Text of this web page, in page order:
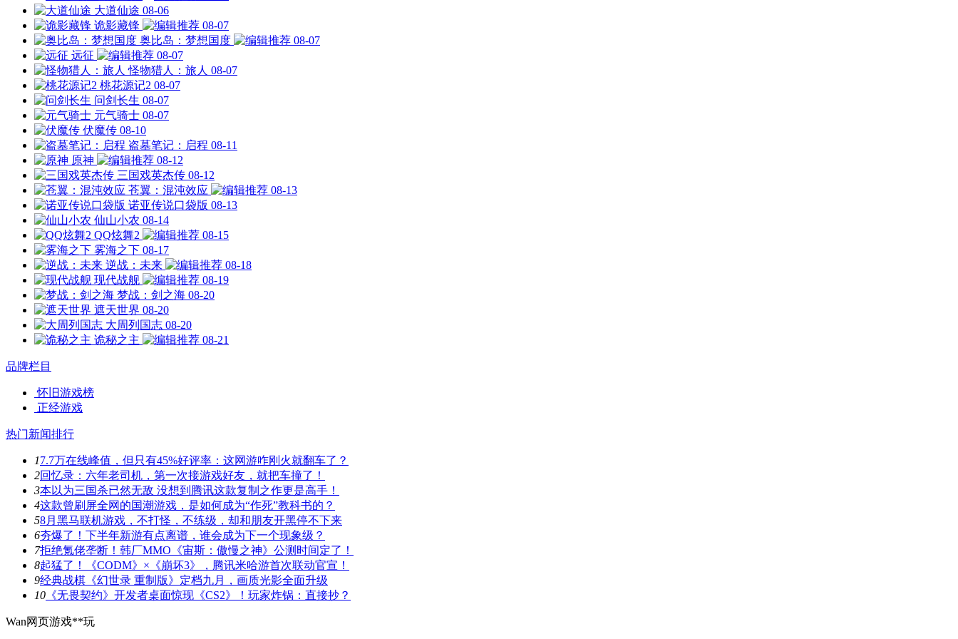
大道仙途 08-06
诡影藏锋
08-07
奥比岛：梦想国度
08-07
远征
08-07
怪物猎人：旅人 08-07
桃花源记2 08-07
问剑长生 08-07
元气骑士 08-07
伏魔传 08-10
盗墓笔记：启程 08-11
原神
08-12
三国戏英杰传 08-12
苍翼：混沌效应
08-13
诺亚传说口袋版 08-13
仙山小农 08-14
QQ炫舞2
08-15
雾海之下 08-17
逆战：未来
08-18
现代战舰
08-19
梦战：剑之海 08-20
遮天世界 08-20
大周列国志 08-20
诡秘之主
08-21
品牌栏目
怀旧游戏榜
正经游戏
热门新闻排行
17.7万在线峰值，但只有45%好评率：这网游咋刚火就翻车了？
2回忆录：六年老司机，第一次接游戏好友，就把车撞了！
3本以为三国杀已然无敌 没想到腾讯这款复制之作更是高手！
4这款曾刷屏全网的国潮游戏，是如何成为“作死”教科书的？
58月黑马联机游戏，不打怪，不练级，却和朋友开黑停不下来
6夯爆了！下半年新游有点离谱，谁会成为下一个现象级？
7拒绝氪佬垄断！韩厂MMO《宙斯：傲慢之神》公测时间定了！
8起猛了！《CODM》×《崩坏3》，腾讯米哈游首次联动官宣！
9经典战棋《幻世录 重制版》定档九月，画质光影全面升级
10 《无畏契约》开发者桌面惊现《CS2》！玩家炸锅：直接抄？
Wan网页游戏**玩